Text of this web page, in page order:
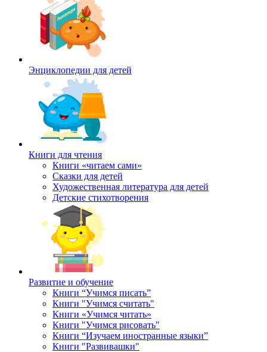
Энциклопедии для детей
Книги для чтения
Книги «читаем сами»
Сказки для детей
Художественная литература для детей
Детские стихотворения
Развитие и обучение
Книги “Учимся писать”
Книги "Учимся считать"
Книги «Учимся читать»
Книги "Учимся рисовать"
Книги “Изучаем иностранные языки”
Книги "Развивашки"